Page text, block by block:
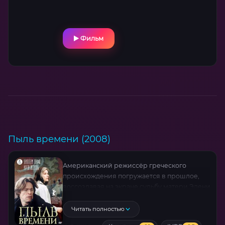
Фильм
Пыль времени (2008)
Американский режиссёр греческого
происхождения погружается в прошлое,
бурного XX века. Её любовь, разорванная
политическими бурями, ведёт героиню
Читать полностью